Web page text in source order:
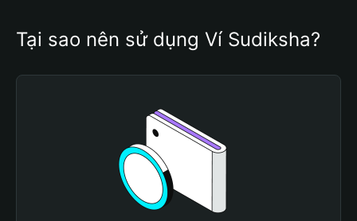
Tại sao nên sử dụng Ví Sudiksha?